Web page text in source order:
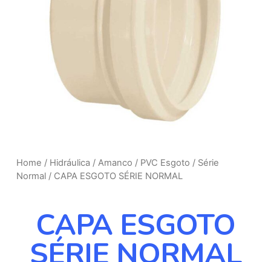
Home / Hidráulica / Amanco / PVC Esgoto / Série
Normal/ CAPA ESGOTO SÉRIE NORMAL
CAPA ESGOTO